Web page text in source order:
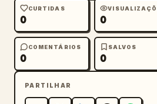
CURTIDAS
0 0
COMENTÁRIOS
0
SALVOS
0
PARTILHAR